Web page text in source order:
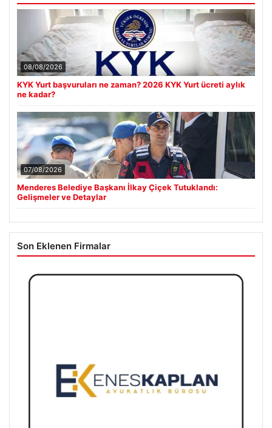
08/08/2026
KYK Yurt başvuruları ne zaman? 2026 KYK Yurt ücreti aylık
ne kadar?
07/08/2026
Menderes Belediye Başkanı İlkay Çiçek Tutuklandı:
Gelişmeler ve Detaylar
Son Eklenen Firmalar